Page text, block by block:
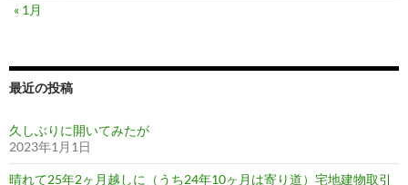
« 1月
最近の投稿
久しぶりに開いてみたが
2023年1月1日
晴れて25年2ヶ月越しに（うち24年10ヶ月は寄り道）宅地建物取引